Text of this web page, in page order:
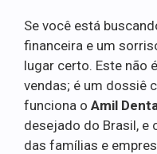
Se você está
financeira e um
lugar certo. Este não
vendas; é um dossiê
funciona o Amil
desejado do Brasil, e
das famílias e